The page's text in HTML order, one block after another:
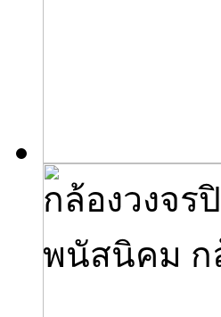
กล้องวงจร
พนัสนิคม ก